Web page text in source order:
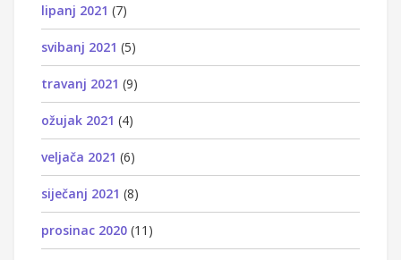
lipanj 2021 (7)
svibanj 2021 (5)
travanj 2021 (9)
ožujak 2021 (4)
veljača 2021 (6)
siječanj 2021 (8)
prosinac 2020 (11)